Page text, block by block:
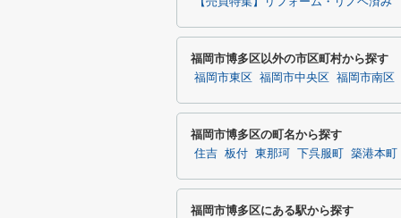
福岡市博多区以外の市区町村から探す
福岡市東区 福岡市中央区 福岡市南区
福岡市博多区の町名から探す
住吉 板付 東那珂 下呉服町 築港本町
福岡市博多区にある駅から探す